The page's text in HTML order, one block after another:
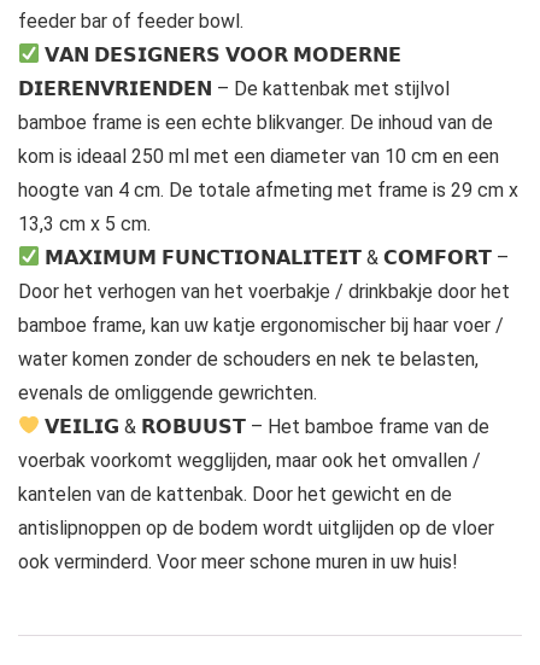
feeder bar of feeder bowl.
𝗩𝗔𝗡 𝗗𝗘𝗦𝗜𝗚𝗡𝗘𝗥𝗦 𝗩𝗢𝗢𝗥 𝗠𝗢𝗗𝗘𝗥𝗡𝗘
𝗗𝗜𝗘𝗥𝗘𝗡𝗩𝗥𝗜𝗘𝗡𝗗𝗘𝗡 – De kattenbak met stijlvol
bamboe frame is een echte blikvanger. De inhoud van de
kom is ideaal 250 ml met een diameter van 10 cm en een
hoogte van 4 cm. De totale afmeting met frame is 29 cm x
13,3 cm x 5 cm.
𝗠𝗔𝗫𝗜𝗠𝗨𝗠 𝗙𝗨𝗡𝗖𝗧𝗜𝗢𝗡𝗔𝗟𝗜𝗧𝗘𝗜𝗧 & 𝗖𝗢𝗠𝗙𝗢𝗥𝗧 –
Door het verhogen van het voerbakje / drinkbakje door het
bamboe frame, kan uw katje ergonomischer bij haar voer /
water komen zonder de schouders en nek te belasten,
evenals de omliggende gewrichten.
𝗩𝗘𝗜𝗟𝗜𝗚 & 𝗥𝗢𝗕𝗨𝗨𝗦𝗧 – Het bamboe frame van de
voerbak voorkomt wegglijden, maar ook het omvallen /
kantelen van de kattenbak. Door het gewicht en de
antislipnoppen op de bodem wordt uitglijden op de vloer
ook verminderd. Voor meer schone muren in uw huis!